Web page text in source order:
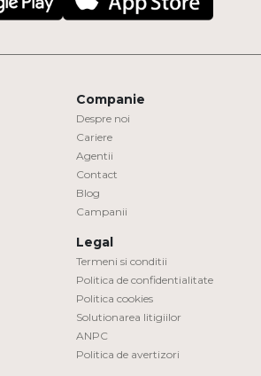
Companie
Despre noi
Cariere
Agentii
Contact
Blog
Campanii
Legal
Termeni si conditii
Politica de confidentialitate
Politica cookies
Solutionarea litigiilor
ANPC
Politica de avertizori